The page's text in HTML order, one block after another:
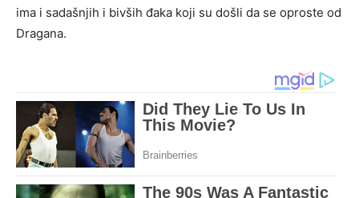
ima i sadašnjih i bivših đaka koji su došli da se oproste od
Dragana.